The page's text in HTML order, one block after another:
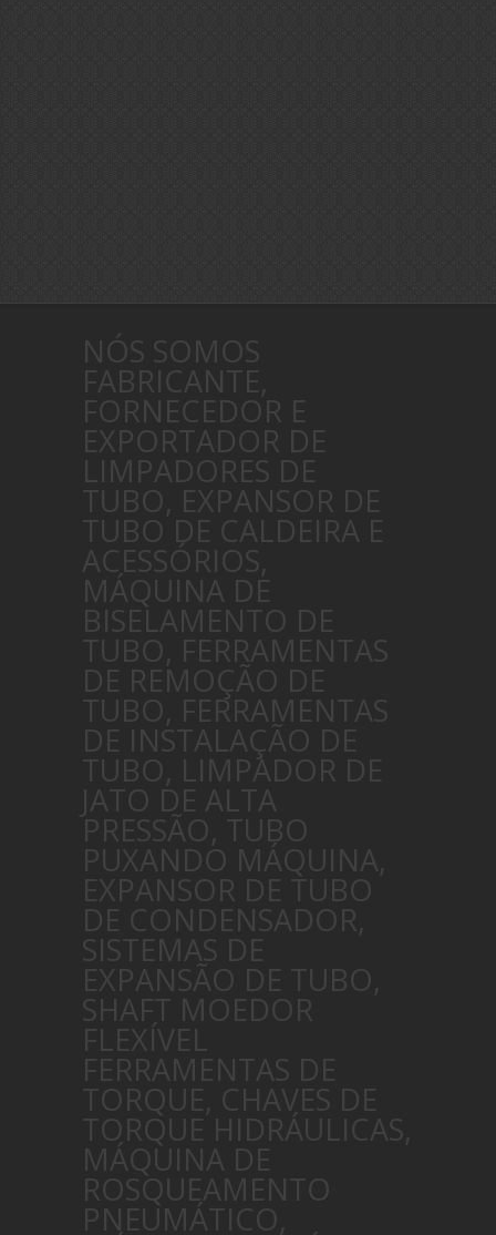
NÓS SOMOS
FABRICANTE,
FORNECEDOR E
EXPORTADOR DE
LIMPADORES DE
TUBO, EXPANSOR DE
TUBO DE CALDEIRA E
ACESSÓRIOS,
MÁQUINA DE
BISELAMENTO DE
TUBO, FERRAMENTAS
DE REMOÇÃO DE
TUBO, FERRAMENTAS
DE INSTALAÇÃO DE
TUBO, LIMPADOR DE
JATO DE ALTA
PRESSÃO, TUBO
PUXANDO MÁQUINA,
EXPANSOR DE TUBO
DE CONDENSADOR,
SISTEMAS DE
EXPANSÃO DE TUBO,
SHAFT MOEDOR
FLEXÍVEL
FERRAMENTAS DE
TORQUE, CHAVES DE
TORQUE HIDRÁULICAS,
MÁQUINA DE
ROSQUEAMENTO
PNEUMÁTICO,